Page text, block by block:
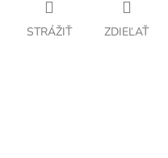
STRÁŽIŤ ZDIEĽAŤ